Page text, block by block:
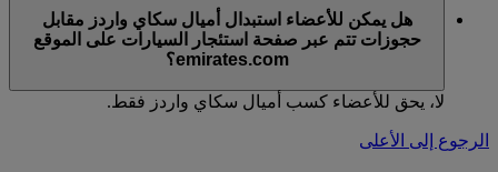
هل يمكن للأعضاء استبدال أميال سكاي واردز مقابل
حجوزات تتم عبر صفحة استئجار السيارات على الموقع
emirates.com؟
لا، يحق للأعضاء كسب أميال سكاي واردز فقط.
الرجوع إلى الأعلى